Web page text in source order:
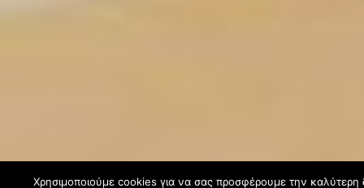
Χρησιμοποιούμε cookies για να σας προσφέρουμε την καλύτερη